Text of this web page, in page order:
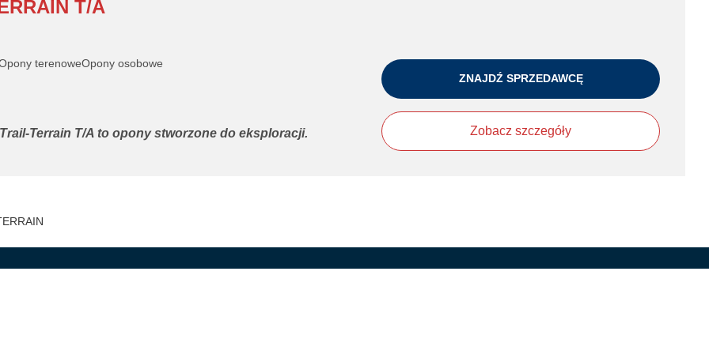
T/A
terenoweOpony osobowe
Terrain T/A to opony stworzone do eksploracji.
ZNAJDŹ SPRZEDAWCĘ
Zobacz szczegóły